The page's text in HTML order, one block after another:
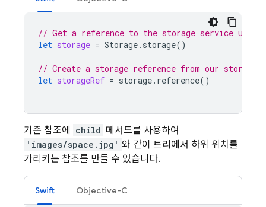
// Get a reference to the storage service using
let storage = Storage. storage()
// Create a storage reference from our storage
let storageRef = storage. reference()
기존 참조에 child 메서드를 사용하여
'images/space.jpg' 와 같이 트리에서 하위 위치를
가리키는 참조를 만들 수 있습니다.
Swift Objective-C